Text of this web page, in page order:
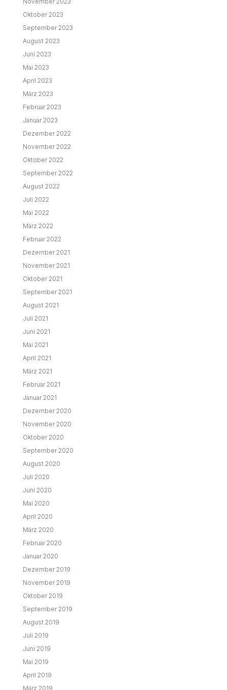
Oktober 2023
September 2023
August 2023
Juni 2023
Mai 2023
April 2023
März 2023
Februar 2023
Januar 2023
Dezember 2022
November 2022
Oktober 2022
September 2022
August 2022
Juli 2022
Mai 2022
März 2022
Februar 2022
Dezember 2021
November 2021
Oktober 2021
September 2021
August 2021
Juli 2021
Juni 2021
Mai 2021
April 2021
März 2021
Februar 2021
Januar 2021
Dezember 2020
November 2020
Oktober 2020
September 2020
August 2020
Juli 2020
Juni 2020
Mai 2020
April 2020
März 2020
Februar 2020
Januar 2020
Dezember 2019
November 2019
Oktober 2019
September 2019
August 2019
Juli 2019
Juni 2019
Mai 2019
April 2019
März 2019